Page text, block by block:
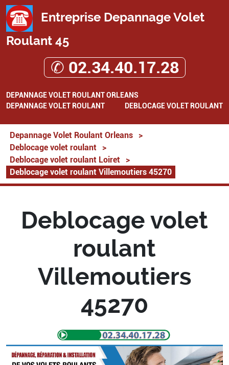
Entreprise Depannage Volet
Roulant 45
✆ 02.34.40.17.28
DEPANNAGE VOLET ROULANT ORLEANS
DEPANNAGE VOLET ROULANT
DEBLOCAGE VOLET ROULANT
Depannage Volet Roulant Orleans
>
Deblocage volet roulant
>
Deblocage volet roulant Loiret
>
Deblocage volet roulant Villemoutiers 45270
Deblocage volet
roulant
Villemoutiers
45270